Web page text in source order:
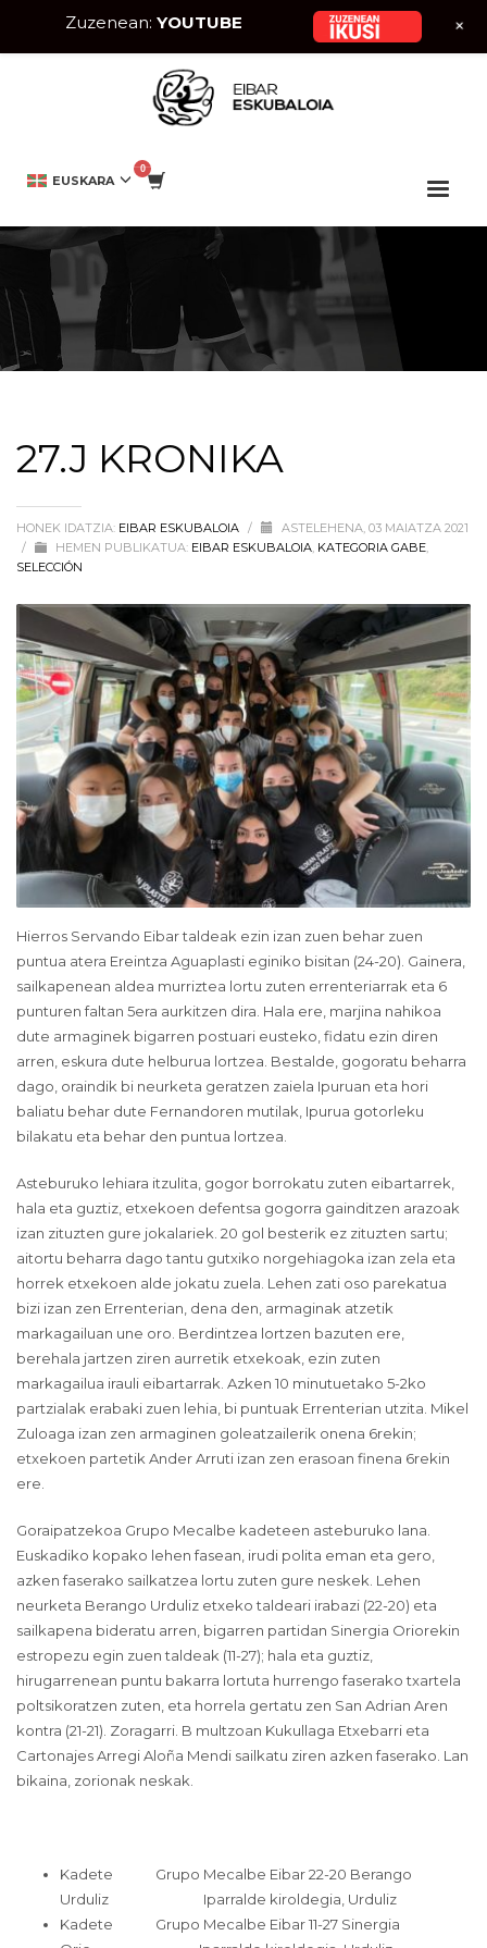
EUSKARA
27.J KRONIKA
27.J KRONIKA
HONEK IDATZIA: EIBAR ESKUBALOIA /
ASTELEHENA, 03 MAIATZA 2021
/
HEMEN PUBLIKATUA: EIBAR ESKUBALOIA, KATEGORIA GABE,
SELECCIÓN
Hierros Servando Eibar taldeak ezin izan zuen behar zuen
puntua atera Ereintza Aguaplasti eginiko bisitan (24-20). Gainera,
sailkapenean aldea murriztea lortu zuten errenteriarrak eta 6
punturen faltan 5era aurkitzen dira. Hala ere, marjina nahikoa
dute armaginek bigarren postuari eusteko, fidatu ezin diren
arren, eskura dute helburua lortzea. Bestalde, gogoratu beharra
dago, oraindik bi neurketa geratzen zaiela Ipuruan eta hori
baliatu behar dute Fernandoren mutilak, Ipurua gotorleku
bilakatu eta behar den puntua lortzea.
Asteburuko lehiara itzulita, gogor borrokatu zuten eibartarrek,
hala eta guztiz, etxekoen defentsa gogorra gainditzen arazoak
izan zituzten gure jokalariek. 20 gol besterik ez zituzten sartu;
aitortu beharra dago tantu gutxiko norgehiagoka izan zela eta
horrek etxekoen alde jokatu zuela. Lehen zati oso parekatua
bizi izan zen Errenterian, dena den, armaginak atzetik
markagailuan une oro. Berdintzea lortzen bazuten ere,
berehala jartzen ziren aurretik etxekoak, ezin zuten
markagailua irauli eibartarrak. Azken 10 minutuetako 5-2ko
partzialak erabaki zuen lehia, bi puntuak Errenterian utzita. Mikel
Zuloaga izan zen armaginen goleatzailerik onena 6rekin;
etxekoen partetik Ander Arruti izan zen erasoan finena 6rekin
ere.
Goraipatzekoa Grupo Mecalbe kadeteen asteburuko lana.
Euskadiko kopako lehen fasean, irudi polita eman eta gero,
azken faserako sailkatzea lortu zuten gure neskek. Lehen
neurketa Berango Urduliz etxeko taldeari irabazi (22-20) eta
sailkapena bideratu arren, bigarren partidan Sinergia Oriorekin
estropezu egin zuen taldeak (11-27); hala eta guztiz,
hirugarrenean puntu bakarra lortuta hurrengo faserako txartela
poltsikoratzen zuten, eta horrela gertatu zen San Adrian Aren
kontra (21-21). Zoragarri. B multzoan Kukullaga Etxebarri eta
Cartonajes Arregi Aloña Mendi sailkatu ziren azken faserako. Lan
bikaina, zorionak neskak.
Kadete Grupo Mecalbe Eibar 22-20 Berango
Urduliz Iparralde kiroldegia, Urduliz
Kadete Grupo Mecalbe Eibar 11-27 Sinergia
Zuzenean: YOUTUBE +